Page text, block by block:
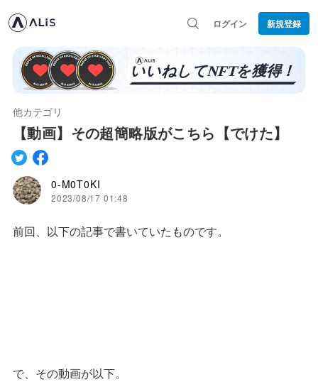
ログイン 新規登録
他カテゴリ
【動画】その超簡略版がこちら【でけた】
0-M0T0KI
2023/08/17 01:48
前回、以下の記事で書いていたものです。
で、その動画が以下。